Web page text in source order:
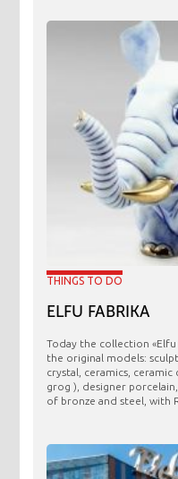
THINGS TO DO
ELFU FABRIKA
Today the collection
the original models:
crystal, ceramics,
grog ), designer
of bronze and steel, with